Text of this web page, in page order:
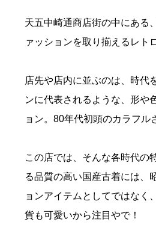
天五中崎通商店街の中にある
ァッションを取り揃えるレト
店先や店内に並ぶのは、時代
ンに代表されるような、形や
ョン。80年代初頭のカラフ
この店では、そんな各時代の
る品質の高い国産古着には、
ョンアイテムとしてではなく
貨も可愛いから注目やで！